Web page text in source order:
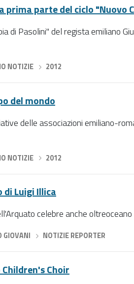
prima parte del ciclo "Nuovo
di Pasolini" del regista emiliano
NOTIZIE 2012
del mondo
delle associazioni emiliano-
NOTIZIE 2012
di Luigi Illica
celebre anche oltreoceano
GIOVANI NOTIZIE REPORTER
Choir